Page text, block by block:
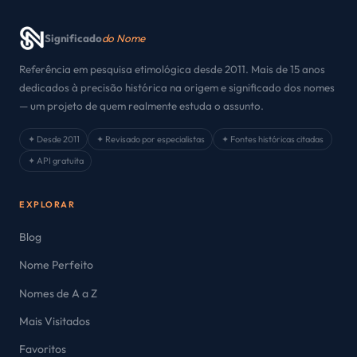
Significadodo Nome
Referência em pesquisa etimológica desde 2011. Mais de 15 anos
dedicados à precisão histórica na origem e significado dos nomes
— um projeto de quem realmente estuda o assunto.
✦ Desde 2011 ✦ Revisado por especialistas
✦ Fontes históricas citadas
✦ API gratuita
EXPLORAR
Blog
Nome Perfeito
Nomes de A a Z
Mais Visitados
Favoritos